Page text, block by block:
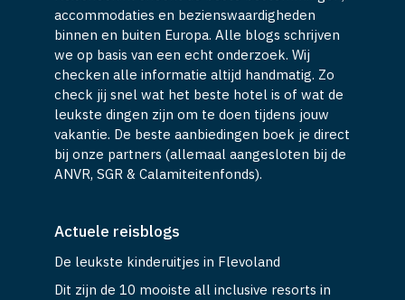
accommodaties en bezienswaardigheden
binnen en buiten Europa. Alle blogs schrijven
we op basis van een echt onderzoek. Wij
checken alle informatie altijd handmatig. Zo
check jij snel wat het beste hotel is of wat de
leukste dingen zijn om te doen tijdens jouw
vakantie. De beste aanbiedingen boek je direct
bij onze partners (allemaal aangesloten bij de
ANVR, SGR & Calamiteitenfonds).
Actuele reisblogs
De leukste kinderuitjes in Flevoland
Dit zijn de 10 mooiste all inclusive resorts in